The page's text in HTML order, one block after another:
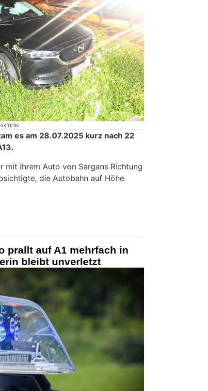
es am 28.07.2025 kurz nach 22
mit ihrem Auto von Sargans Richtung
die Autobahn auf Höhe
prallt auf A1 mehrfach in
bleibt unverletzt